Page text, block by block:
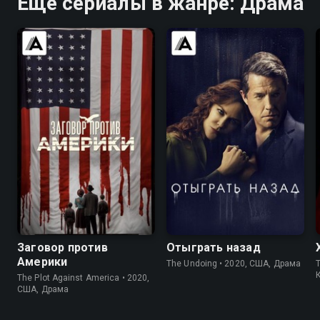
6.7 7.3
Заговор против
Америки
The Plot Against America • 2020,
США, Драма
Отыграть назад
The Undoing • 2020, США, Драма